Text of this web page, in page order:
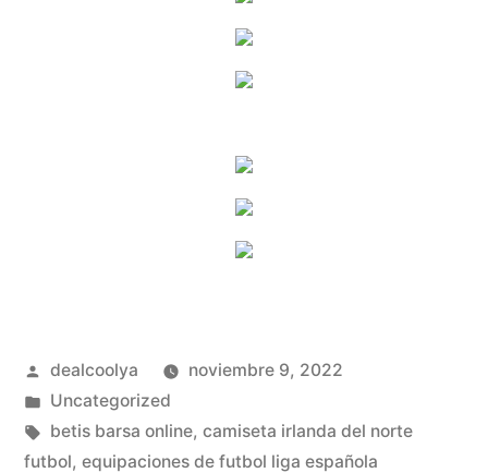
Publicado
por
dealcoolya
noviembre 9, 2022
Publicado
en
Uncategorized
Etiquetas:
betis barsa online, camiseta irlanda del norte
futbol, equipaciones de futbol liga española